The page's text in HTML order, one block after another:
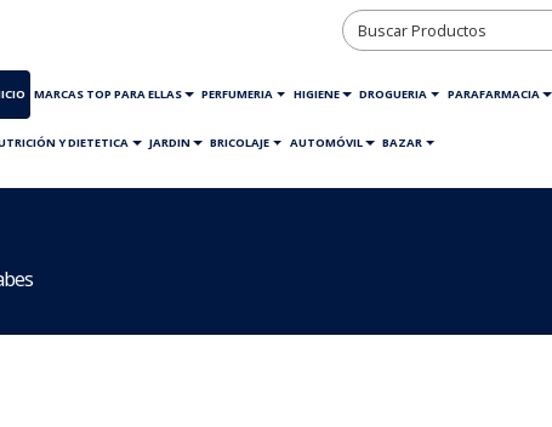
MARCAS TOP PARA ELLAS PERFUMERIA HIGIENE DROGUERIA PARAFARMACIA
Y DIETETICA JARDIN BRICOLAJE AUTOMÓVIL BAZAR